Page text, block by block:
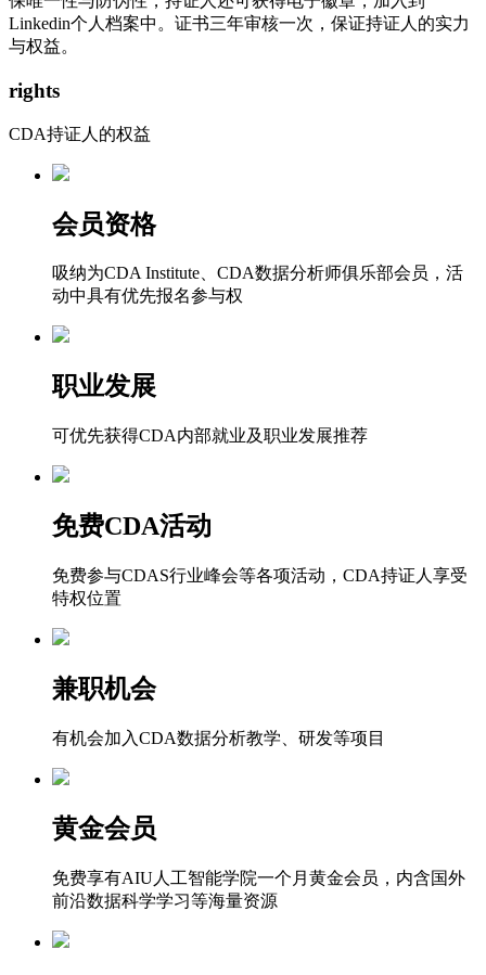
Linkedin个人档案中。证书三年审核一次，保证持证人的实力
与权益。
rights
CDA持证人的权益
会员资格
吸纳为CDA Institute、CDA数据分析师俱乐部会员，活
动中具有优先报名参与权
职业发展
可优先获得CDA内部就业及职业发展推荐
免费CDA活动
免费参与CDAS行业峰会等各项活动，CDA持证人享受
特权位置
兼职机会
有机会加入CDA数据分析教学、研发等项目
黄金会员
免费享有AIU人工智能学院一个月黄金会员，内含国外
前沿数据科学学习等海量资源